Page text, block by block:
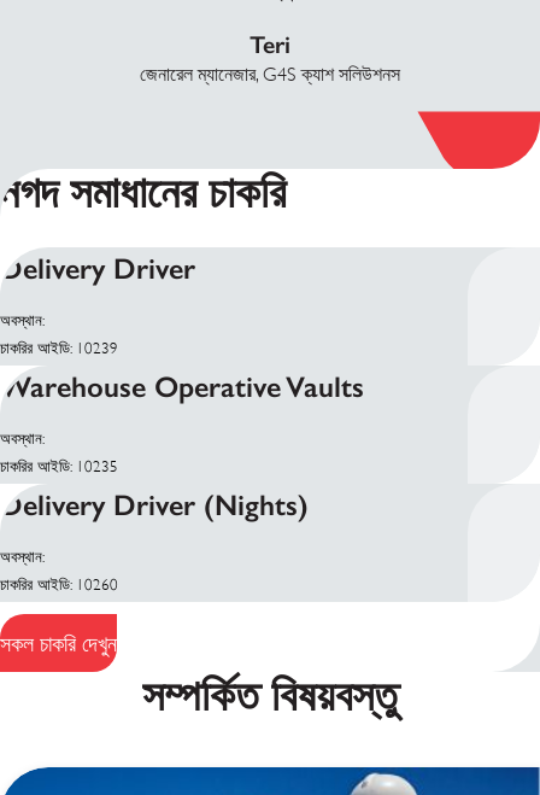
Teri
জেনারেল ম্যানেজার, G4S ক্যাশ সলিউশনস
নগদ সমাধানের চাকরি
Delivery Driver
অবস্থান:
চাকরির আইডি: 10239
Warehouse Operative Vaults
অবস্থান:
চাকরির আইডি: 10235
Delivery Driver (Nights)
অবস্থান:
চাকরির আইডি: 10260
সকল চাকরি দেখুন
সম্পর্কিত বিষয়বস্তু